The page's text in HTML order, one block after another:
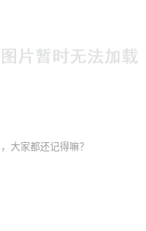
大家都还记得嘛？